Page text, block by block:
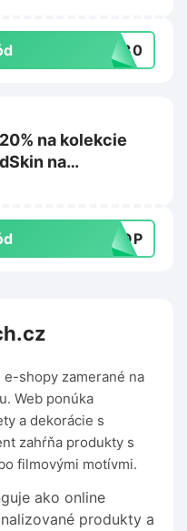
AR30
na kolekcie
na
DROP
shopy zamerané na
Web ponúka
a dekorácie s
zahŕňa produkty s
filmovými motívmi.
ako online
produkty a